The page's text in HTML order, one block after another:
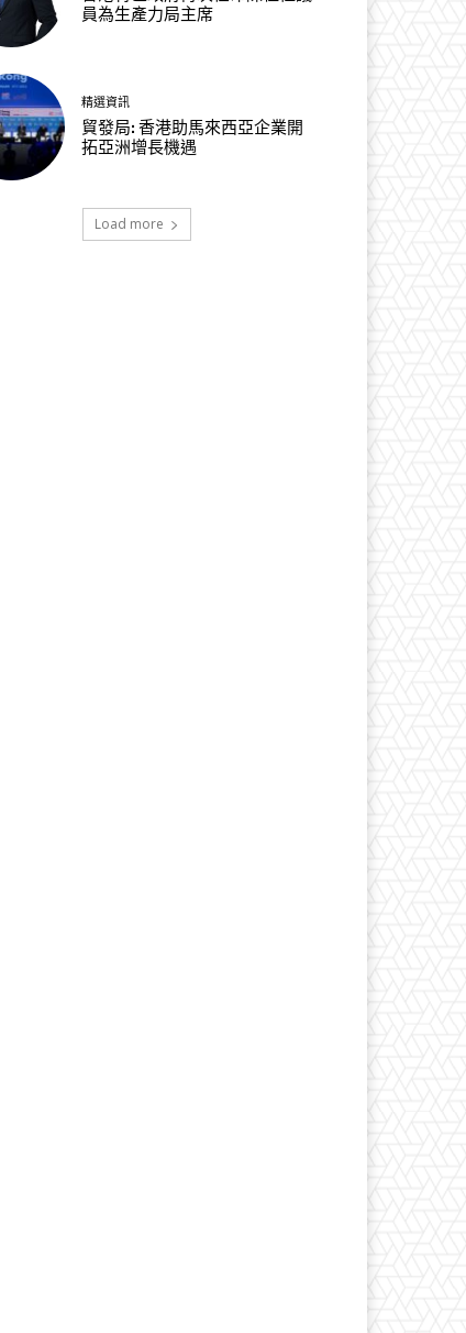
員為生產力局主席
精選資訊
貿發局: 香港助馬來西亞企業開
拓亞洲增長機遇
Load more